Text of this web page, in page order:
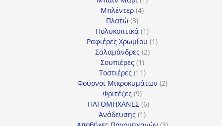
Μπλέντερ 44
Πλατώ 33
προϊόντα
Πολυκοπτικά 11
προϊόν
Ραφιέρες Χρωμίου 11
Σαλαμάνδρες 22
Σουπιέρες 11
προϊόν
Τοστιέρες 1111
προϊόντα
Φούρνοι Μικροκυμάτων 22
Φριτέζες 99
προϊόντα
ΠΑΓΟΜΗΧΑΝΕΣ 66
Ανάδευσης 11